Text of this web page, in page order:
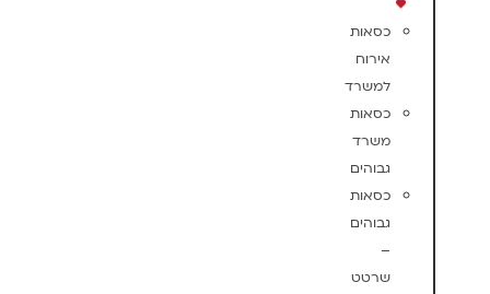
כסאות
אירוח
למשרד
כסאות
משרד
גבוהים
כסאות
גבוהים
–
שרטט